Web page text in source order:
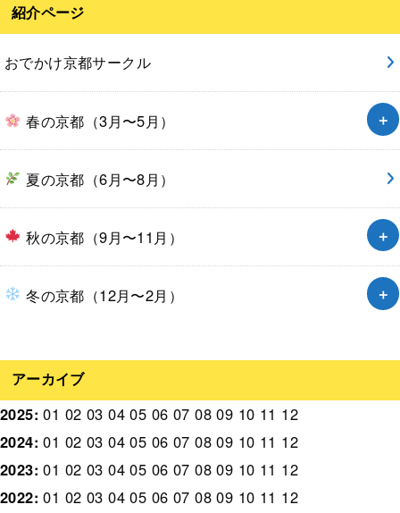
紹介ページ
おでかけ京都サークル
春の京都（3月〜5月）
夏の京都（6月〜8月）
秋の京都（9月〜11月）
冬の京都（12月〜2月）
アーカイブ
2025:01 02 03 04 05 06 07 08 09 10 11 12
2024:01 02 03 04 05 06 07 08 09 10 11 12
2023:01 02 03 04 05 06 07 08 09 10 11 12
2022:01 02 03 04 05 06 07 08 09 10 11 12